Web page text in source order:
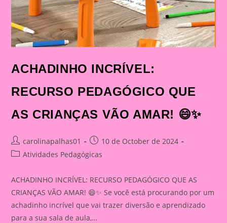
ACHADINHO INCRÍVEL:
RECURSO PEDAGÓGICO QUE
AS CRIANÇAS VÃO AMAR! 😄✨
Post
author:
carolinapalhas01
Post
published:
10 de October de 2024
PostAtividades Pedagógicas
ACHADINHO INCRÍVEL: RECURSO PEDAGÓGICO QUE AS
CRIANÇAS VÃO AMAR! 😄✨ Se você está procurando por um
achadinho incrível que vai trazer diversão e aprendizado
para a sua sala de aula,…